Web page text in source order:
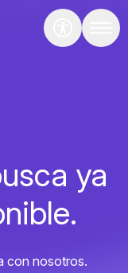
ya
con nosotros.